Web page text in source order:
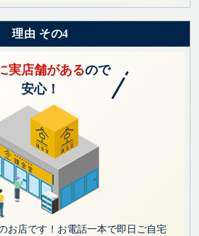
理由 その4
実店舗があるので
安心！
お店です！お電話一本で即日ご自宅